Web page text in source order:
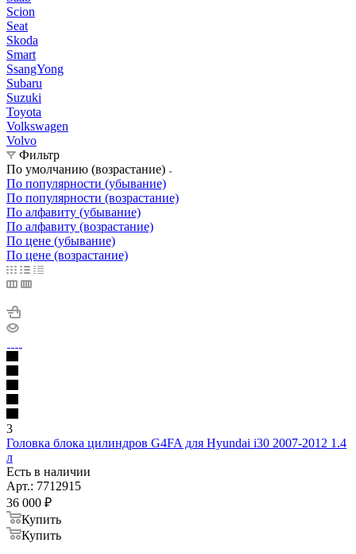
Scion
Seat
Skoda
Smart
SsangYong
Subaru
Suzuki
Toyota
Volkswagen
Volvo
Фильтр
По умолчанию (возрастание)
По популярности (убывание)
По популярности (возрастание)
По алфавиту (убывание)
По алфавиту (возрастание)
По цене (убывание)
По цене (возрастание)
3
Головка блока цилиндров G4FA для Hyundai i30 2007-2012 1.4
л
Есть в наличии
Арт.: 7712915
36 000 ₽
Купить
Купить